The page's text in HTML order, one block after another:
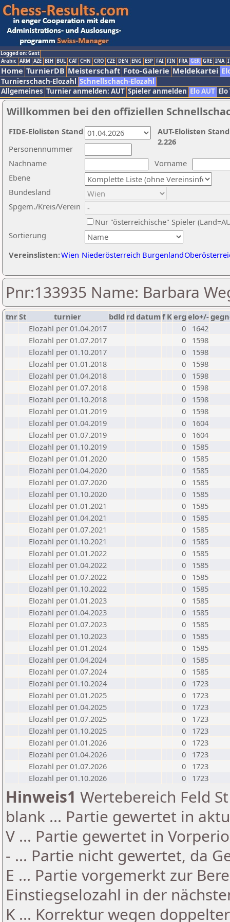
Logged on: Gast
Arabic ARM AZE BIH BUL CAT CHN CRO CZE DEN ENG ESP FAI FIN FRA GER GRE INA
Home TurnierDB Meisterschaft Foto-Galerie Meldekartei
Turnierschach-Elozahl Schnellschach-Elozahl
Allgemeines Turnier anmelden: AUT Spieler anmelden Elo AUT
Willkommen bei den offiziellen
Nachname
Vorname
Ebene
Sortierung
Personennummer
Bundesland
Spgem./Kreis/Verein
Nur "österreichische" Spieler
Vereinslisten:Wien Niederösterreich Burgenland
AUT-Elolisten
2.226
FIDE-Elolisten Stand
Pnr:133935 Name: Barbara
tnrSt turnier bdld rd datumf Kerg elo+/-
Elozahl per 01.04.2017
0
1642
Elozahl per 01.07.2017
0
1598
Elozahl per 01.10.2017
0
1598
Elozahl per 01.01.2018
0
1598
Elozahl per 01.04.2018
0
1598
Elozahl per 01.07.2018
0
1598
Elozahl per 01.10.2018
0
1598
Elozahl per 01.01.2019
0
1598
Elozahl per 01.04.2019
0
1604
Elozahl per 01.07.2019
0
1604
Elozahl per 01.10.2019
0
1585
Elozahl per 01.01.2020
0
1585
Elozahl per 01.04.2020
0
1585
Elozahl per 01.07.2020
0
1585
Elozahl per 01.10.2020
0
1585
Elozahl per 01.01.2021
0
1585
Elozahl per 01.04.2021
0
1585
Elozahl per 01.07.2021
0
1585
Elozahl per 01.10.2021
0
1585
Elozahl per 01.01.2022
0
1585
Elozahl per 01.04.2022
0
1585
Elozahl per 01.07.2022
0
1585
Elozahl per 01.10.2022
0
1585
Elozahl per 01.01.2023
0
1585
Elozahl per 01.04.2023
0
1585
Elozahl per 01.07.2023
0
1585
Elozahl per 01.10.2023
0
1585
Elozahl per 01.01.2024
0
1585
Elozahl per 01.04.2024
0
1585
Elozahl per 01.07.2024
0
1585
Elozahl per 01.10.2024
0
1723
Elozahl per 01.01.2025
0
1723
Elozahl per 01.04.2025
0
1723
Elozahl per 01.07.2025
0
1723
Elozahl per 01.10.2025
0
1723
Elozahl per 01.01.2026
0
1723
Elozahl per 01.04.2026
0
1723
Elozahl per 01.07.2026
0
1723
Elozahl per 01.10.2026
0 1723
Hinweis1 Wertebereich Feld
blank ... Partie gewertet in
V ... Partie gewertet in
- ... Partie nicht gewertet, da
E ... Partie vorgemerkt zur
Einstiegselozahl in der
K ... Korrektur wegen